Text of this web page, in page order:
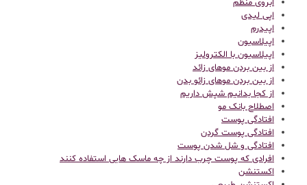
ابروی منظم
اپی لیدی
اپیدرم
اپیلاسیون
اپیلاسیون با الکترولیز
از بین بردن موهای زائد
از بین بردن موهای زائو بدن
از کجا بدانیم شپش داریم
اصطلاح بانک مو
افتادگی پوست
افتادگی پوست گردن
افتادگی و شل شدن پوست
افرادی که پوست چرب دارند از چه ماسک هایی استفاده کنند
اکستنشن